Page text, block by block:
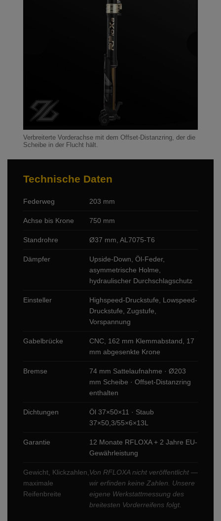
Verbreiterte Vorderachse mit dem Offset-Distanzring, der die
Scheibe in der Flucht hält.
Technische Daten
Federweg 203 mm
Achse bis Krone 750 mm
Standrohre Ø37 mm, AL7075-T6
Dämpfer
Upside-Down, Öl-Feder,
asymmetrische Holme,
hydraulischer Durchschlagschutz
Einsteller
Highspeed-Druckstufe, Lowspeed-
Druckstufe, Zugstufe,
Vorspannung
Gabelbrücke
CNC, 162 mm Klemmabstand, 17
mm abgesenkte Krone
Bremse
74 mm Sattelaufnahme · Ø203
mm Scheibe · Offset-Distanzring
enthalten
Dichtungen
Öl 37×50×11 · Staub
37×50,3/55×6×13L
Garantie
12 Monate RFLOXA + 2 Jahre EU-
Gewährleistung
Gewicht, Klickzahlen,
maximale
Reifenbreite
Von RFLOXA nicht veröffentlicht —
wir erfinden keine Zahlen. Unsere
eigene Werkstattmessung des
breitesten Vorderreifens folgt.